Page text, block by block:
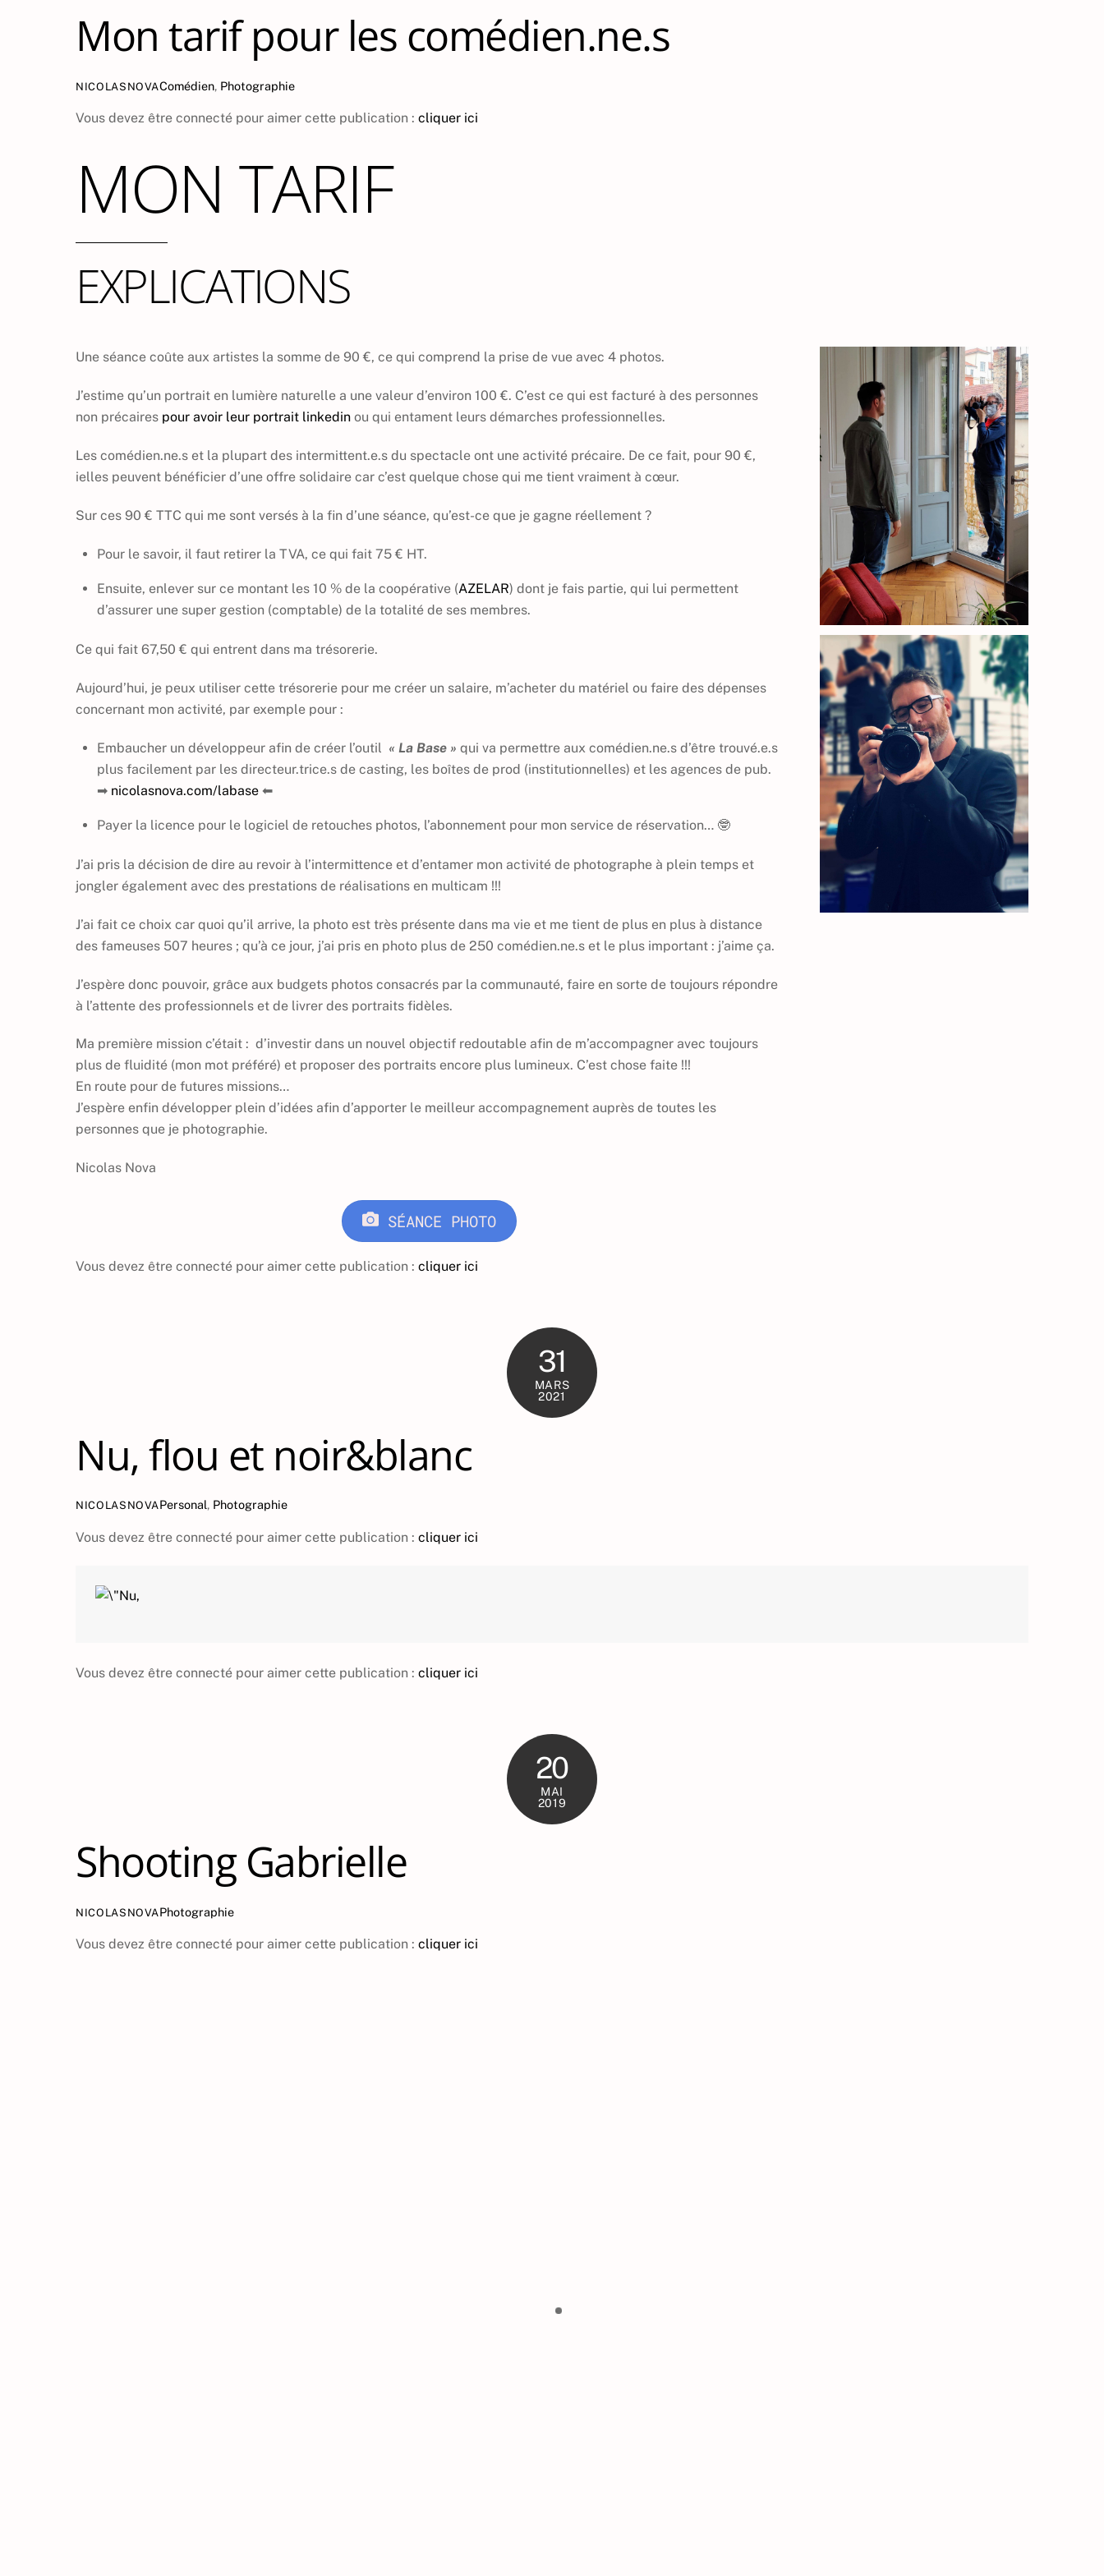
Mon tarif pour les comédien.ne.s
NICOLASNOVAComédien, Photographie
Vous devez être connecté pour aimer cette publication : cliquer ici
MON TARIF
EXPLICATIONS
Une séance coûte aux artistes la somme de 90 €, ce qui comprend la prise de vue avec 4 photos.
J’estime qu’un portrait en lumière naturelle a une valeur d’environ 100 €. C’est ce qui est facturé à des personnes
non précaires pour avoir leur portrait linkedin ou qui entament leurs démarches professionnelles.
Les comédien.ne.s et la plupart des intermittent.e.s du spectacle ont une activité précaire. De ce fait, pour 90 €,
ielles peuvent bénéficier d’une offre solidaire car c’est quelque chose qui me tient vraiment à cœur.
Sur ces 90 € TTC qui me sont versés à la fin d’une séance, qu’est-ce que je gagne réellement ?
Pour le savoir, il faut retirer la TVA, ce qui fait 75 € HT.
Ensuite, enlever sur ce montant les 10 % de la coopérative (AZELAR) dont je fais partie, qui lui permettent
d’assurer une super gestion (comptable) de la totalité de ses membres.
Ce qui fait 67,50 € qui entrent dans ma trésorerie.
Aujourd’hui, je peux utiliser cette trésorerie pour me créer un salaire, m’acheter du matériel ou faire des dépenses
concernant mon activité, par exemple pour :
Embaucher un développeur afin de créer l’outil « La Base » qui va permettre aux comédien.ne.s d’être trouvé.e.s
plus facilement par les directeur.trice.s de casting, les boîtes de prod (institutionnelles) et les agences de pub.
➡ nicolasnova.com/labase⬅
Payer la licence pour le logiciel de retouches photos, l’abonnement pour mon service de réservation… 🤓
J’ai pris la décision de dire au revoir à l’intermittence et d’entamer mon activité de photographe à plein temps et
jongler également avec des prestations de réalisations en multicam !!!
J’ai fait ce choix car quoi qu’il arrive, la photo est très présente dans ma vie et me tient de plus en plus à distance
des fameuses 507 heures ; qu’à ce jour, j’ai pris en photo plus de 250 comédien.ne.s et le plus important : j’aime ça.
J’espère donc pouvoir, grâce aux budgets photos consacrés par la communauté, faire en sorte de toujours répondre
à l’attente des professionnels et de livrer des portraits fidèles.
Ma première mission c’était : d’investir dans un nouvel objectif redoutable afin de m’accompagner avec toujours
plus de fluidité (mon mot préféré) et proposer des portraits encore plus lumineux. C’est chose faite !!!
En route pour de futures missions…
J’espère enfin développer plein d’idées afin d’apporter le meilleur accompagnement auprès de toutes les
personnes que je photographie.
Nicolas Nova
SÉANCE PHOTO
Vous devez être connecté pour aimer cette publication : cliquer ici
31
MARS
2021
Nu, flou et noir&blanc
NICOLASNOVAPersonal, Photographie
Vous devez être connecté pour aimer cette publication : cliquer ici
Vous devez être connecté pour aimer cette publication : cliquer ici
20
MAI
2019
Shooting Gabrielle
NICOLASNOVAPhotographie
Vous devez être connecté pour aimer cette publication : cliquer ici